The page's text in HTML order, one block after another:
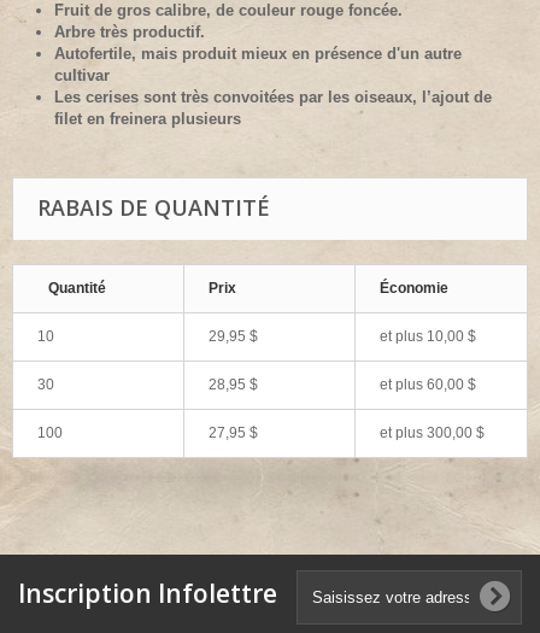
Fruit de gros calibre, de couleur rouge foncée.
Arbre très productif.
Autofertile, mais produit mieux en présence d'un autre
cultivar
Les cerises sont très convoitées par les oiseaux, l’ajout de
filet en freinera plusieurs
RABAIS DE QUANTITÉ
Quantité Prix Économie
10 29,95 $ et plus 10,00 $
30 28,95 $ et plus 60,00 $
100 27,95 $ et plus 300,00 $
Inscription Infolettre